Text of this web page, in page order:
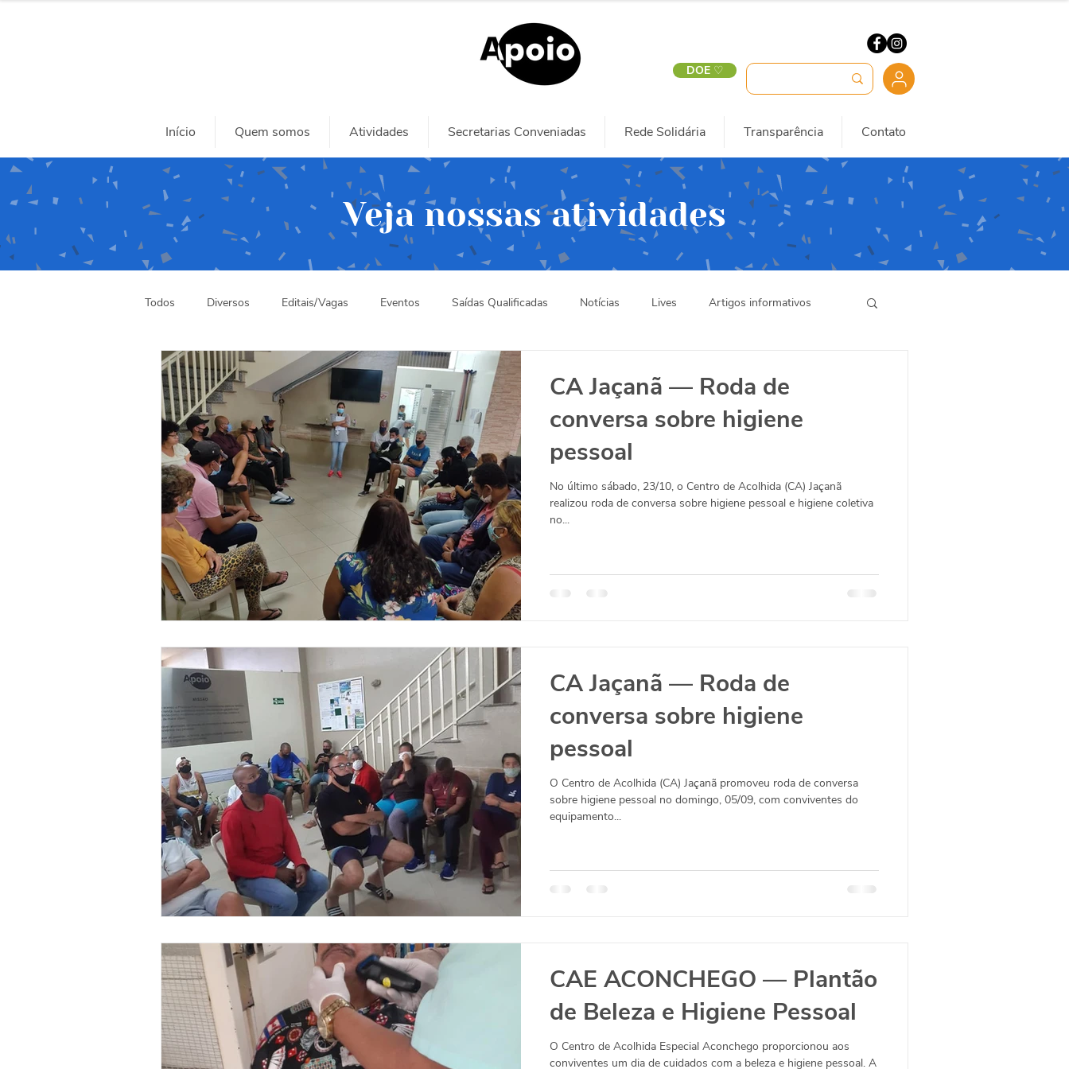
DOE ♡
Início Quem somos Atividades Secretarias Conveniadas Rede Solidária Transparência Contato
Veja nossas atividades
Todos Diversos Editais/Vagas Eventos Saídas Qualificadas Notícias Lives Artigos informativos
Ação Social Habitação
CA Jaçanã — Roda de
conversa sobre higiene
pessoal
No último sábado, 23/10, o Centro de Acolhida (CA) Jaçanã
realizou roda de conversa sobre higiene pessoal e higiene coletiva
no...
CA Jaçanã — Roda de
conversa sobre higiene
pessoal
O Centro de Acolhida (CA) Jaçanã promoveu roda de conversa
sobre higiene pessoal no domingo, 05/09, com conviventes do
equipamento...
CAE ACONCHEGO — Plantão
de Beleza e Higiene Pessoal
O Centro de Acolhida Especial Aconchego proporcionou aos
conviventes um dia de cuidados com a beleza e higiene pessoal. A